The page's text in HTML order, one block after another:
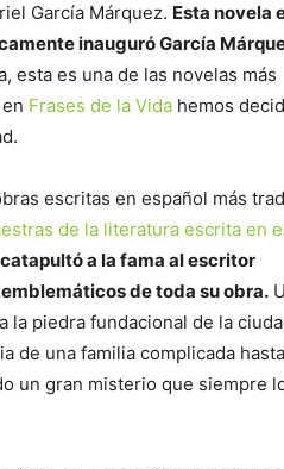
García Márquez. Esta novela
inauguró García
esta es una de las novelas más
Frases de la Vida hemos
escritas en español más
de la literatura escrita en
a la fama al escritor
de toda su obra.
la piedra fundacional de la
de una familia complicada
un gran misterio que siempre